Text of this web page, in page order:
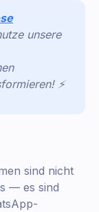
unsere
⚡
sind nicht
— es sind